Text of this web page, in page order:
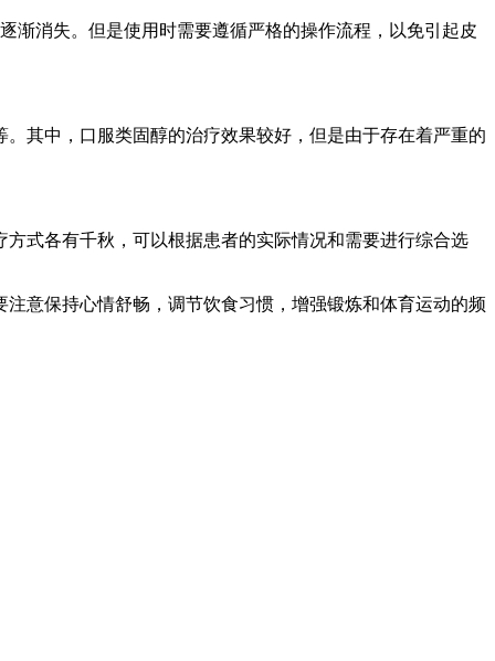
渐消失。但是使用时需要遵循严格的操作流程，以免引起皮
其中，口服类固醇的治疗效果较好，但是由于存在着严重的
式各有千秋，可以根据患者的实际情况和需要进行综合选
意保持心情舒畅，调节饮食习惯，增强锻炼和体育运动的频